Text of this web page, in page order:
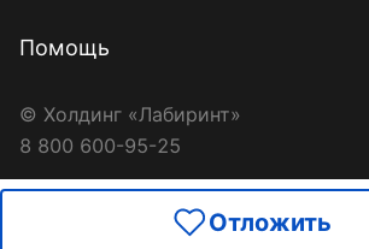
Отложить
Помощь
© Холдинг «Лабиринт»
8 800 600-95-25